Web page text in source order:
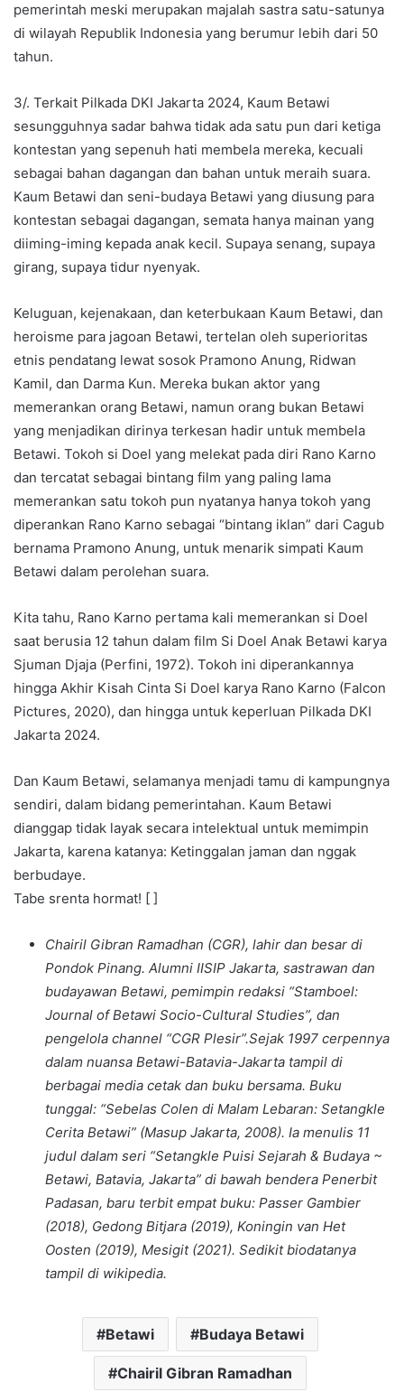
pemerintah meski merupakan majalah sastra satu-satunya
di wilayah Republik Indonesia yang berumur lebih dari 50
tahun.
3/. Terkait Pilkada DKI Jakarta 2024, Kaum Betawi
sesungguhnya sadar bahwa tidak ada satu pun dari ketiga
kontestan yang sepenuh hati membela mereka, kecuali
sebagai bahan dagangan dan bahan untuk meraih suara.
Kaum Betawi dan seni-budaya Betawi yang diusung para
kontestan sebagai dagangan, semata hanya mainan yang
diiming-iming kepada anak kecil. Supaya senang, supaya
girang, supaya tidur nyenyak.
Keluguan, kejenakaan, dan keterbukaan Kaum Betawi, dan
heroisme para jagoan Betawi, tertelan oleh superioritas
etnis pendatang lewat sosok Pramono Anung, Ridwan
Kamil, dan Darma Kun. Mereka bukan aktor yang
memerankan orang Betawi, namun orang bukan Betawi
yang menjadikan dirinya terkesan hadir untuk membela
Betawi. Tokoh si Doel yang melekat pada diri Rano Karno
dan tercatat sebagai bintang film yang paling lama
memerankan satu tokoh pun nyatanya hanya tokoh yang
diperankan Rano Karno sebagai “bintang iklan” dari Cagub
bernama Pramono Anung, untuk menarik simpati Kaum
Betawi dalam perolehan suara.
Kita tahu, Rano Karno pertama kali memerankan si Doel
saat berusia 12 tahun dalam film Si Doel Anak Betawi karya
Sjuman Djaja (Perfini, 1972). Tokoh ini diperankannya
hingga Akhir Kisah Cinta Si Doel karya Rano Karno (Falcon
Pictures, 2020), dan hingga untuk keperluan Pilkada DKI
Jakarta 2024.
Dan Kaum Betawi, selamanya menjadi tamu di kampungnya
sendiri, dalam bidang pemerintahan. Kaum Betawi
dianggap tidak layak secara intelektual untuk memimpin
Jakarta, karena katanya: Ketinggalan jaman dan nggak
berbudaye.
Tabe srenta hormat! [ ]
Chairil Gibran Ramadhan (CGR), lahir dan besar di
Pondok Pinang. Alumni IISIP Jakarta, sastrawan dan
budayawan Betawi, pemimpin redaksi “Stamboel:
Journal of Betawi Socio-Cultural Studies”, dan
pengelola channel “CGR Plesir”.Sejak 1997 cerpennya
dalam nuansa Betawi-Batavia-Jakarta tampil di
berbagai media cetak dan buku bersama. Buku
tunggal: “Sebelas Colen di Malam Lebaran: Setangkle
Cerita Betawi” (Masup Jakarta, 2008). Ia menulis 11
judul dalam seri “Setangkle Puisi Sejarah & Budaya ~
Betawi, Batavia, Jakarta” di bawah bendera Penerbit
Padasan, baru terbit empat buku: Passer Gambier
(2018), Gedong Bitjara (2019), Koningin van Het
Oosten (2019), Mesigit (2021). Sedikit biodatanya
tampil di wikipedia.
Betawi Budaya Betawi
Chairil Gibran Ramadhan